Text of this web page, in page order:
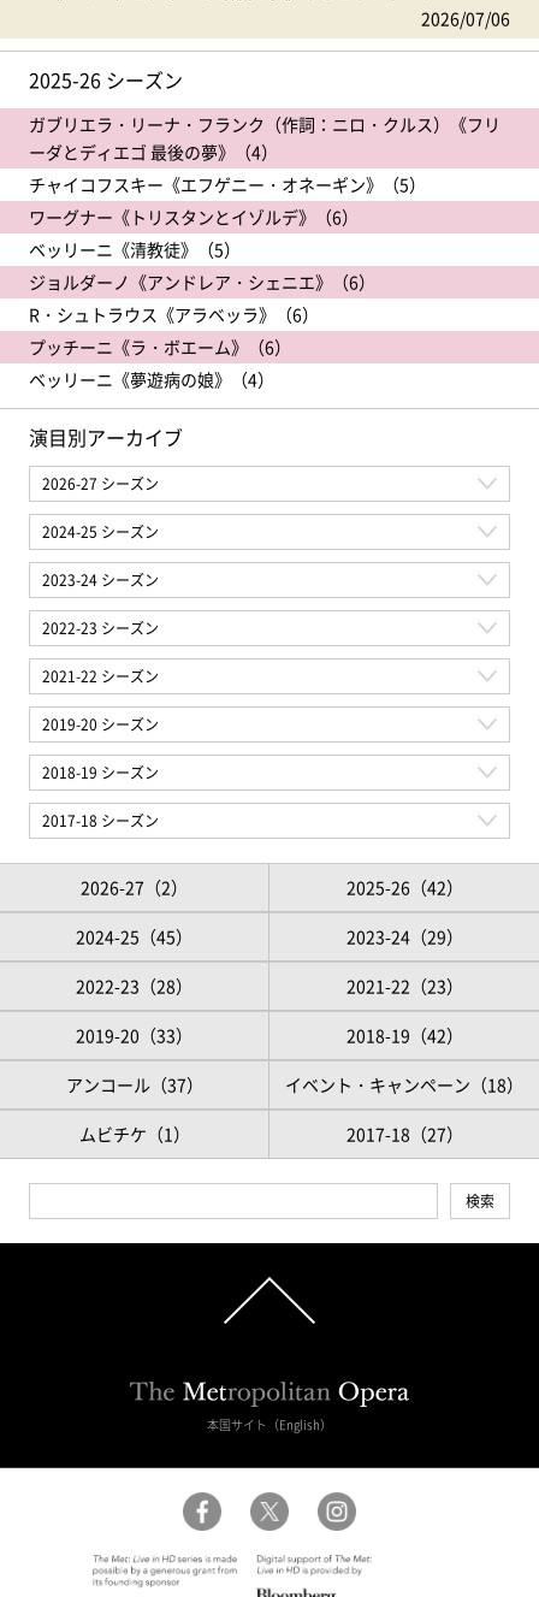
2026/07/06
2025-26 シーズン
ガブリエラ・リーナ・フランク（作詞：ニロ・クルス）《フリ
ーダとディエゴ 最後の夢》（4）
チャイコフスキー《エフゲニー・オネーギン》（5）
ワーグナー《トリスタンとイゾルデ》（6）
ベッリーニ《清教徒》（5）
ジョルダーノ《アンドレア・シェニエ》（6）
R・シュトラウス《アラベッラ》（6）
プッチーニ《ラ・ボエーム》（6）
ベッリーニ《夢遊病の娘》（4）
演目別アーカイブ
2026-27（2） 2025-26（42）
2024-25（45） 2023-24（29）
2022-23（28） 2021-22（23）
2019-20（33） 2018-19（42）
アンコール（37） イベント・キャンペーン（18）
ムビチケ（1） 2017-18（27）
本国サイト（English）